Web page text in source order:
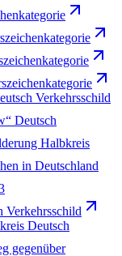
Verkehrsschild
Deutsch
Halbkreis
in Deutschland
Verkehrsschild
Deutsch
gegenüber